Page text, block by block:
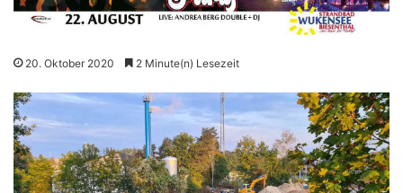
20. Oktober 2020 2 Minute(n) Lesezeit